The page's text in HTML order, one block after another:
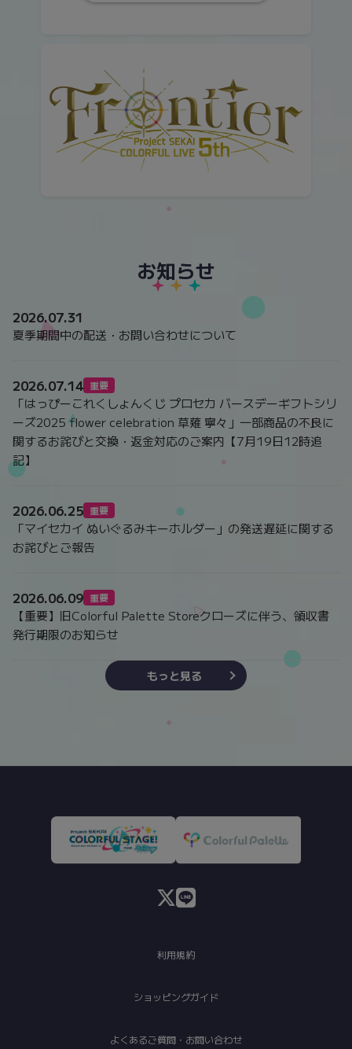
お知らせ
2026.07.31
夏季期間中の配送・お問い合わせについて
2026.07.14 重要
「はっぴーこれくしょんくじ プロセカ バースデーギフトシリ
ーズ2025 flower celebration 草薙 寧々」一部商品の不良に
関するお詫びと交換・返金対応のご案内【7月19日12時追
記】
2026.06.25 重要
「マイセカイ ぬいぐるみキーホルダー」の発送遅延に関する
お詫びとご報告
2026.06.09 重要
【重要】旧Colorful Palette Storeクローズに伴う、領収書
発行期限のお知らせ
もっと見る
利用規約
ショッピングガイド
よくあるご質問・お問い合わせ